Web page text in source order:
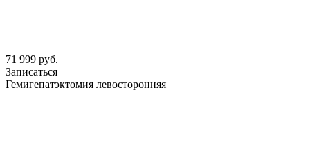
71 999 руб.
Записаться
Гемигепатэктомия левосторонняя